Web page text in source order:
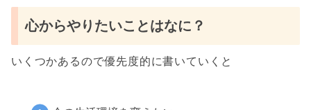
心からやりたいことはなに？
いくつかあるので優先度的に書いていくと